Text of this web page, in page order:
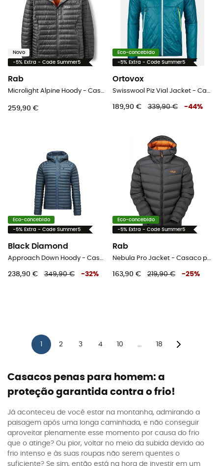
Novo
-5% Extra - Code Summer5
Rab
Microlight Alpine Hoody - Casaco penas homem
259,90 €
Eco-concebido
-5% Extra - Code Summer5
Ortovox
Swisswool Piz Vial Jacket - Casaco acolchoado de lã merino homem
189,90 € 339,90 € -44%
Eco-concebido
-5% Extra - Code Summer5
Black Diamond
Approach Down Hoody - Casaco penas homem
238,90 € 349,90 € -32%
Eco-concebido
-5% Extra - Code Summer5
Rab
Nebula Pro Jacket - Casaco penas homem
163,90 € 219,90 € -25%
2 3 4 10 18
Casacos penas para homem: a
proteção garantida contra o frio!
Já aconteceu de você estar na montanha, admirando a
paisagem após uma longa caminhada, e não conseguir
aproveitar plenamente esse momento por causa do frio
que o atinge? Ou pior, voltar no meio da subida devido ao
frio intenso e às suas roupas não serem quentes o
suficiente? Se sim, então está na hora de investir em um